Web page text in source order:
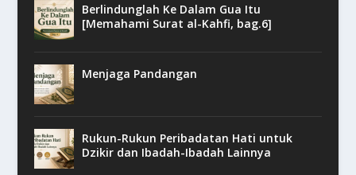
Berlindunglah Ke Dalam Gua Itu
[Memahami Surat al-Kahfi, bag.6]
Menjaga Pandangan
Rukun-Rukun Peribadatan Hati untuk
Dzikir dan Ibadah-Ibadah Lainnya